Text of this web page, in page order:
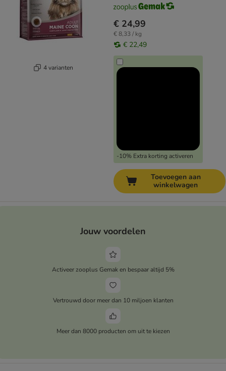
4 varianten
€ 24,99
€ 8,33 / kg
€ 22,49
-10% Extra korting activeren
Toevoegen aan
winkelwagen
Jouw voordelen
Activeer zooplus Gemak en bespaar altijd 5%
Vertrouwd door meer dan 10 miljoen klanten
Meer dan 8000 producten om uit te kiezen